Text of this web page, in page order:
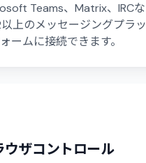
Teams、Matrix、IRCな
以上のメッセージングプラッ
ームに接続できます。
ウザコントロール